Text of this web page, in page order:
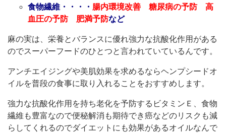
食物繊維・・・・ 腸内環境改善 糖尿病の予防 高
血圧の予防 肥満予防など
麻の実は、栄養とバランスに優れ強力な抗酸化作用がある
のでスーパーフードのひとつと言われていているんです。
アンチエイジングや美肌効果を求めるならヘンプシードオ
イルを普段の食事に取り入れることをおすすめします。
強力な抗酸化作用を持ち老化を予防するビタミンＥ、食物
繊維も豊富なので便秘解消も期待でき癌などのリスクも減
らしてくれるのでダイエットにも効果があるオイルなんで